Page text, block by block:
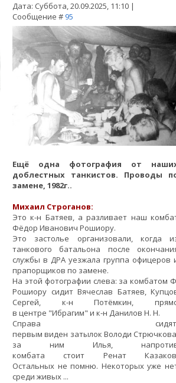
Дата: Суббота, 20.09.2025, 11:10 |
Сообщение # 95
Ещё одна фотография от
доблестных танкистов. Проводы
замене, 1982г..
Михаил Строганов:
Это к-н Батяев, а разливает наш
Фёдор Иванович Рошиору.
Это застолье организовали, когда
танкового батальона после
службы в ДРА уезжала группа офицеров
прапорщиков по замене.
На этой фотографии слева: за комбатом
Рошиору сидит Вячеслав Батяев,
Сергей, к-н Потёмкин,
в центре "Ибрагим" и к-н Данилов Н. Н.
Справа
первым виден затылок Володи
за ним Илья,
комбата стоит Ренат
Остальных не помню. Некоторых уже
среди живых ...